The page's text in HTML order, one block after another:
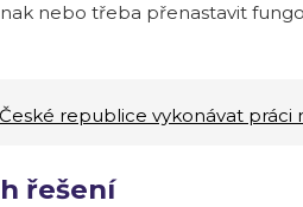
nebo třeba přenastavit
republice vykonávat práci
řešení